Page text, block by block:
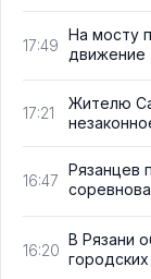
17:49
На мосту
движение
17:21
Жителю
16:47
Рязанцев
16:20
В Рязани